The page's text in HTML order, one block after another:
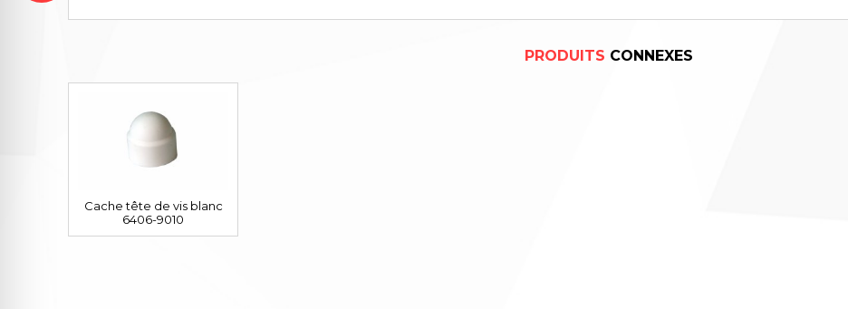
PRODUITS CONNEXES
Cache tête de vis blanc
6406-9010